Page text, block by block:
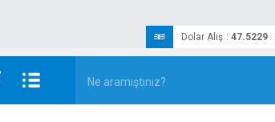
Dolar Alış : 47.5229